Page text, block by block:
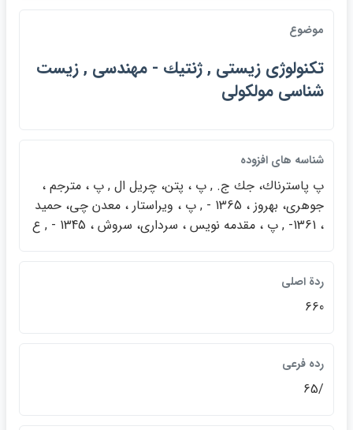
موضوع
تكنولوژي زيستي , ژنتيك - مهندسي , زيست
شناسي مولكولي
شناسه هاي افزوده
پ پاسترناك، جك ج. , پ ، پتن، چريل ال , پ ، مترجم ،
جوهري، بهروز ، 1365 - , پ ، ويراستار ، معدن چي، حميد
، 1361- , پ ، مقدمه نويس ، سرداري، سروش ، 1345 - , ع
ردة اصلي
660
رده فرعي
/65